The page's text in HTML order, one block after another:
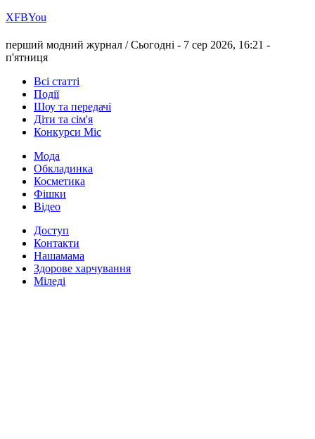
ХFBYou
перший модний журнал /Сьогодні - 7 сер 2026, 16:21 -
п'ятниця
Всі статті
Події
Шоу та передачі
Діти та сім'я
Конкурси Міс
Мода
Обкладинка
Косметика
Фішки
Відео
Доступ
Контакти
Нашамама
Здорове харчування
Міледі